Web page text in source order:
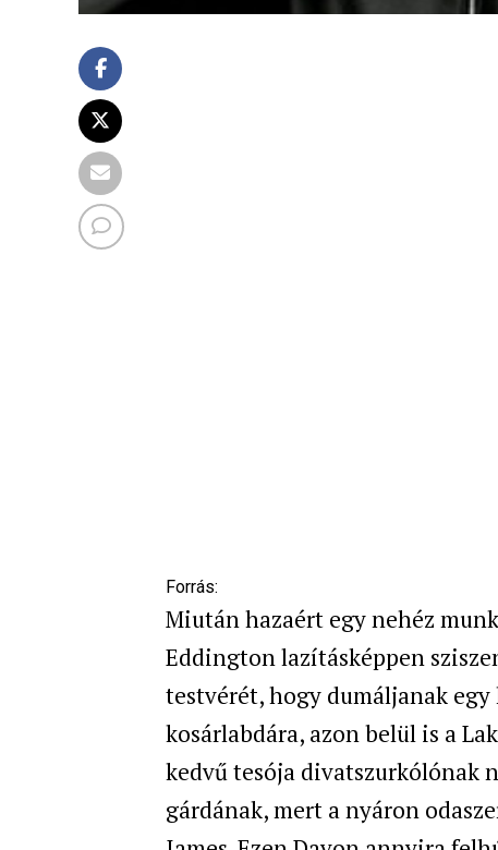
Forrás:
Miután hazaért egy nehéz
Eddington lazításképpen
testvérét, hogy dumáljanak egy
kosárlabdára, azon belül is a
kedvű tesója divatszurkólónak
gárdának, mert a nyáron